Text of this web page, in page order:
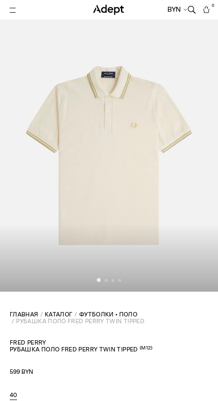
BYN
0
ГЛАВНАЯ КАТАЛОГ
ФУТБОЛКИ • ПОЛО
РУБАШКА ПОЛО FRED PERRY TWIN TIPPED
FRED PERRY
РУБАШКА ПОЛО FRED PERRY TWIN TIPPED (M12)
599 BYN
40